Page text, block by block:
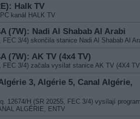
Halk TV
kanál HALK TV
(7W): Nadi Al Shabab Al Arabi
FEC 3/4) skončila stanice Nadi Al Shabab Al
(7W): AK TV (4x4 TV)
FEC 3/4) začala vysílat stanice AK TV (4X4
3, Algérie 5, Canal Algérie,
12674/H (SR 20255, FEC 3/4) vysílají
ALGÉRIE, ENTV